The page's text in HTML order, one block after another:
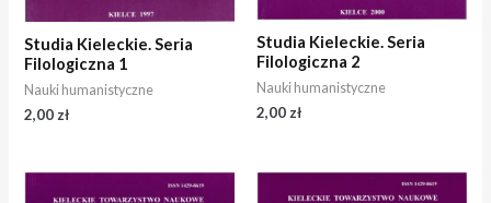
Studia Kieleckie. Seria
Filologiczna 1
Nauki humanistyczne
2,00 zł
Studia Kieleckie. Seria
Filologiczna 2
Nauki humanistyczne
2,00 zł